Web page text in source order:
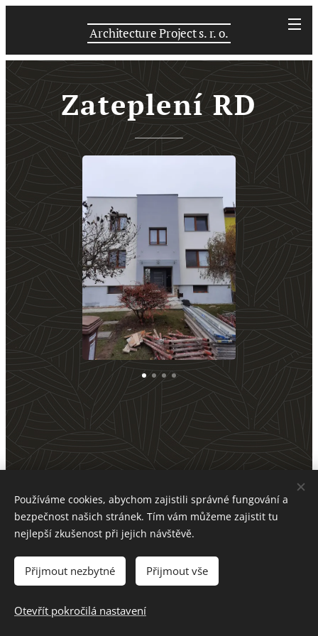
Architecture Project s. r. o.
Zateplení RD
Architecture Project s.r.o., Nerudova 1087/40, 697 01
Kyjov, IČ: 038 43 602
Cookies
Používáme cookies, abychom zajistili správné fungování a
bezpečnost našich stránek. Tím vám můžeme zajistit tu
nejlepší zkušenost při jejich návštěvě.
Přijmout nezbytné Přijmout vše
Otevřít pokročilá nastavení